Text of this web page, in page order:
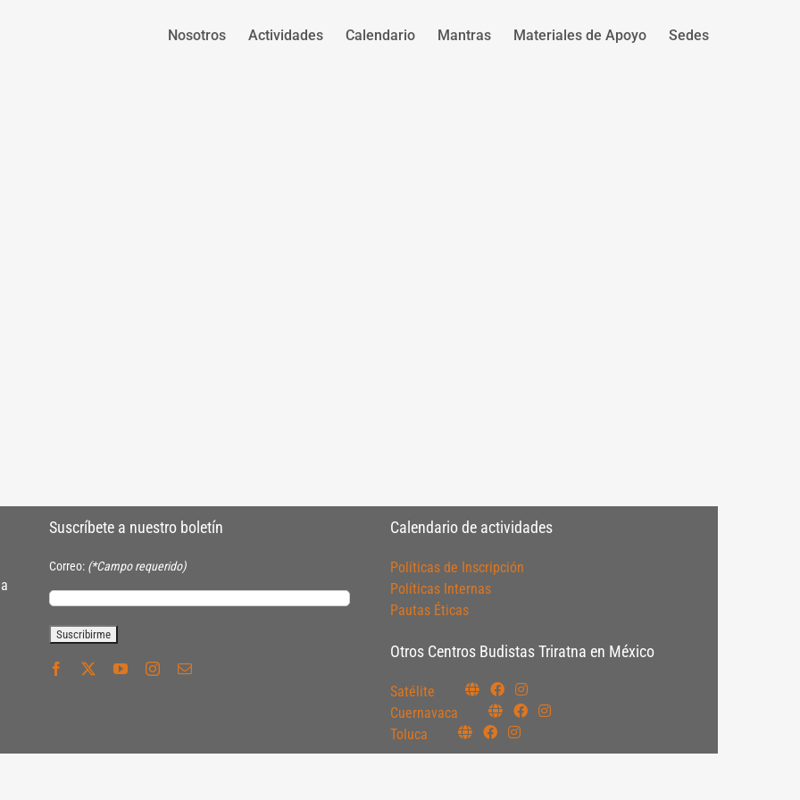
Nosotros Actividades Calendario Mantras Materiales de Apoyo Sedes
Suscríbete a nuestro boletín
Correo: (*Campo requerido)
Calendario de actividades
Políticas de Inscripción
Políticas Internas
Pautas Éticas
Otros Centros Budistas Triratna en México
Satélite
Cuernavaca
Toluca